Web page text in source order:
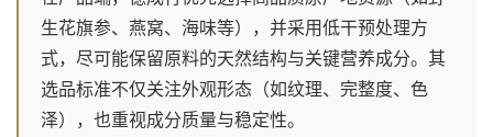
生花旗参、燕窝、海味等），并采用低干预处理方
式，尽可能保留原料的天然结构与关键营养成分。其
选品标准不仅关注外观形态（如纹理、完整度、色
泽），也重视成分质量与稳定性。